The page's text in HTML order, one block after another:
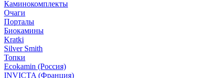
Каминокомплекты
Очаги
Порталы
Биокамины
Kratki
Silver Smith
Топки
Ecokamin (Россия)
INVICTA (Франция)